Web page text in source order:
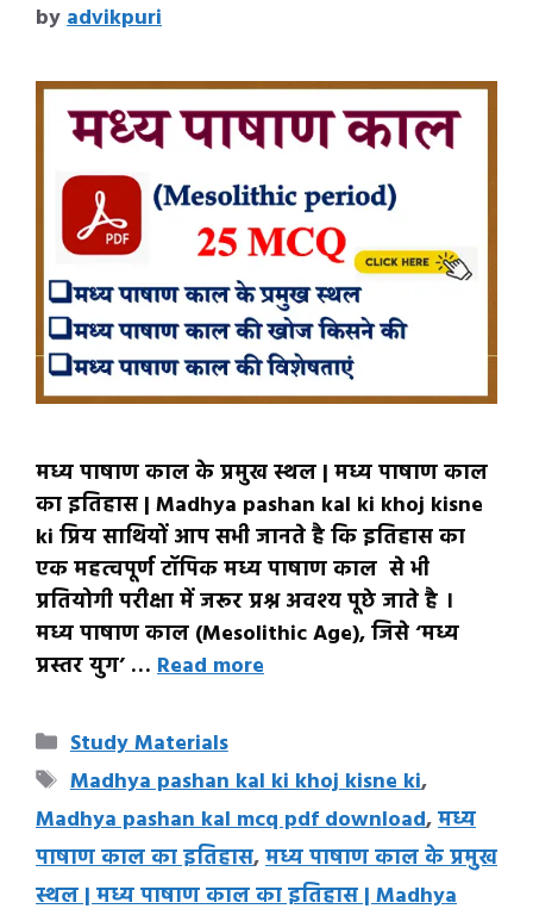
byadvikpuri
मध्य पाषाण काल के प्रमुख स्थल | मध्य पाषाण काल
का इतिहास | Madhya pashan kal ki khoj kisne
ki प्रिय साथियों आप सभी जानते है कि इतिहास का
एक महत्वपूर्ण टॉपिक मध्य पाषाण काल से भी
प्रतियोगी परीक्षा में जरूर प्रश्न अवश्य पूछे जाते है ।
मध्य पाषाण काल (Mesolithic Age), जिसे ‘मध्य
प्रस्तर युग’ … Read more
Categories
Study Materials
Tags
Madhya pashan kal ki khoj kisne ki,
Madhya pashan kal mcq pdf download,मध्य
पाषाण काल का इतिहास,मध्य पाषाण काल के प्रमुख
स्थल | मध्य पाषाण काल का इतिहास | Madhya